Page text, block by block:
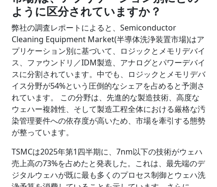
ように区分されていますか？
弊社の調査レポートによると、Semiconductor
Cleaning Equipment Market(半導体洗浄装置市場)はア
プリケーション別に基づいて、ロジックとメモリデバイ
ス、ファウンドリ／IDM製造、アナログとパワーデバイ
スに分割されています。中でも、ロジックとメモリデバ
イス分野が54%という圧倒的なシェアを占めると予測さ
れています。 この分野は、先進的な製造技術、高度な
ウェハー複雑性、そして製造工程全体における厳格な汚
染管理要件への依存度が高いため、市場を牽引する態勢
が整っています。
TSMCは2025年第1四半期に、7nm以下の技術がウェハ
売上高の73%を占めたと発表した。これは、最先端のデ
ジタルウェハが既に最も多くのプロセス制御とウェハ洗